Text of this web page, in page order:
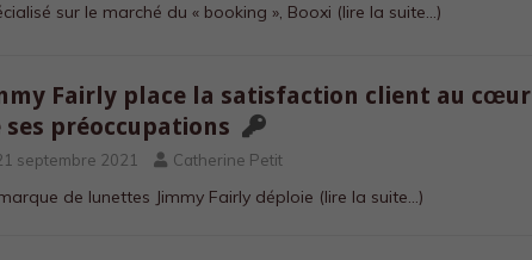
sur le marché du « booking », Booxi (lire la suite…)
Fairly place la satisfaction client au cœur
ses préoccupations
septembre 2021 Catherine Petit
de lunettes Jimmy Fairly déploie (lire la suite…)